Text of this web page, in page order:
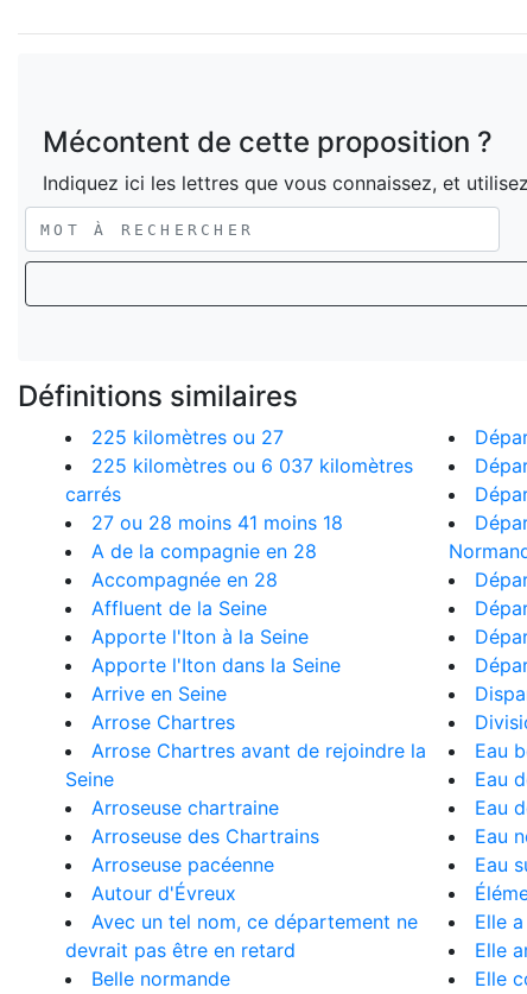
Mécontent de cette proposition ?
Indiquez ici les lettres que vous connaissez, et
Définitions similaires
225 kilomètres ou 27
225 kilomètres ou 6 037 kilomètres
carrés
27 ou 28 moins 41 moins 18
A de la compagnie en 28
Accompagnée en 28
Affluent de la Seine
Apporte l'Iton à la Seine
Apporte l'Iton dans la Seine
Arrive en Seine
Arrose Chartres
Arrose Chartres avant de rejoindre la
Seine
Arroseuse chartraine
Arroseuse des Chartrains
Arroseuse pacéenne
Autour d'Évreux
Avec un tel nom, ce département ne
devrait pas être en retard
Belle normande
Eau
Eau
Eau
Eau
Eau
Elle
Elle
Elle